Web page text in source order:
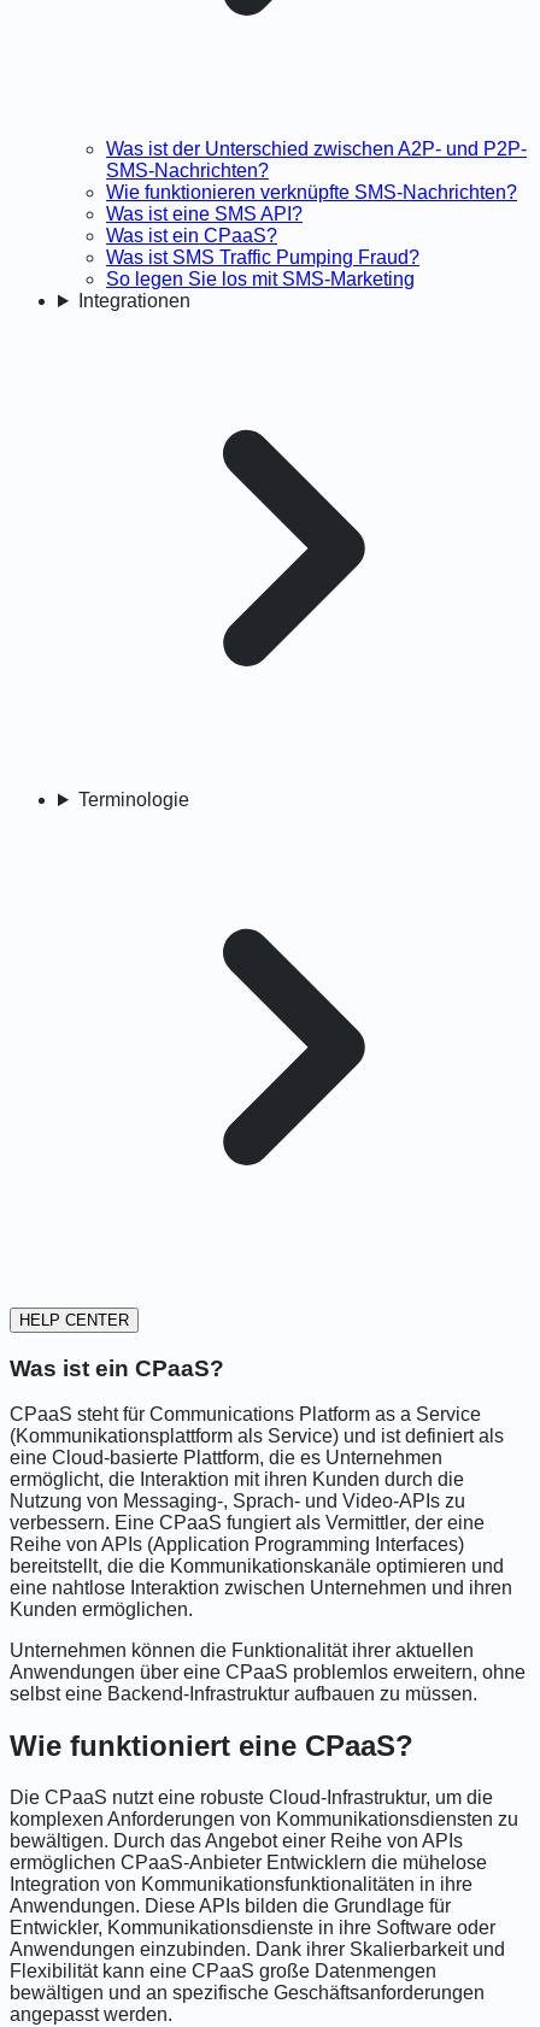
Was ist der Unterschied zwischen A2P- und P2P-
SMS-Nachrichten?
Wie funktionieren verknüpfte SMS-Nachrichten?
Was ist eine SMS API?
Was ist ein CPaaS?
Was ist SMS Traffic Pumping Fraud?
So legen Sie los mit SMS-Marketing
Integrationen
Terminologie
HELP CENTER
Was ist ein CPaaS?
CPaaS steht für Communications Platform as a Service
(Kommunikationsplattform als Service) und ist definiert als
eine Cloud-basierte Plattform, die es Unternehmen
ermöglicht, die Interaktion mit ihren Kunden durch die
Nutzung von Messaging-, Sprach- und Video-APIs zu
verbessern. Eine CPaaS fungiert als Vermittler, der eine
Reihe von APIs (Application Programming Interfaces)
bereitstellt, die die Kommunikationskanäle optimieren und
eine nahtlose Interaktion zwischen Unternehmen und ihren
Kunden ermöglichen.
Unternehmen können die Funktionalität ihrer aktuellen
Anwendungen über eine CPaaS problemlos erweitern, ohne
selbst eine Backend-Infrastruktur aufbauen zu müssen.
Wie funktioniert eine CPaaS?
Die CPaaS nutzt eine robuste Cloud-Infrastruktur, um die
komplexen Anforderungen von Kommunikationsdiensten zu
bewältigen. Durch das Angebot einer Reihe von APIs
ermöglichen CPaaS-Anbieter Entwicklern die mühelose
Integration von Kommunikationsfunktionalitäten in ihre
Anwendungen. Diese APIs bilden die Grundlage für
Entwickler, Kommunikationsdienste in ihre Software oder
Anwendungen einzubinden. Dank ihrer Skalierbarkeit und
Flexibilität kann eine CPaaS große Datenmengen
bewältigen und an spezifische Geschäftsanforderungen
angepasst werden.